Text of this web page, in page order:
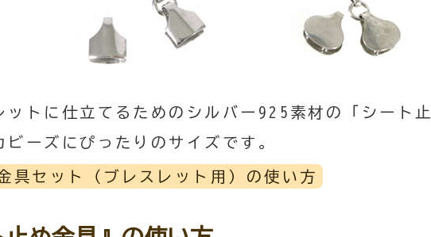
ットに仕立てるためのシルバー925素材の「シート
ビーズにぴったりのサイズです。
具セット（ブレスレット用）の使い方